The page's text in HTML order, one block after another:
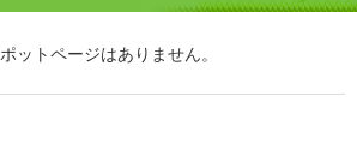
ットページはありません。